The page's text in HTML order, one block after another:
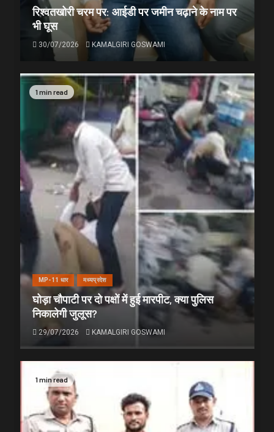
रिश्वतखोरी चरम पर: आईडी पर जमीन चढ़ाने के नाम पर
भी घूस
30/07/2026 KAMALGIRI GOSWAMI
1 min read
MP-11 धार मध्यप्रदेश
घोड़ा चौपाटी पर दो पक्षों में हुई मारपीट, क्या पुलिस
निकालेगी जुलूस?
29/07/2026 KAMALGIRI GOSWAMI
1 min read